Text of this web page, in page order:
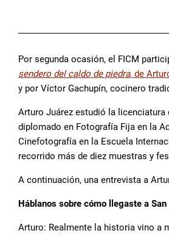
Por segunda ocasión, el FICM
sendero del caldo de piedra, de
y por Víctor Gachupín, cocinero
Arturo Juárez estudió la licenciatura
diplomado en Fotografía Fija en la
Cinefotografía en la Escuela
recorrido más de diez muestras y
A continuación, una entrevista a
Háblanos sobre cómo llegaste a
Arturo: Realmente la historia vino a